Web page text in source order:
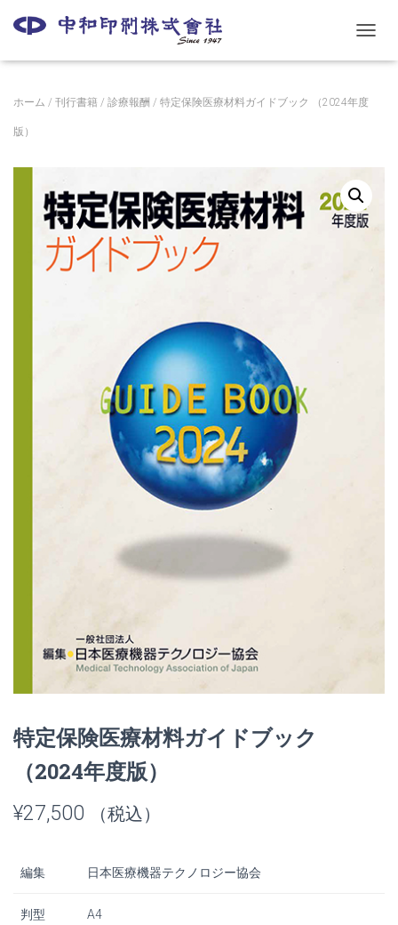
ビ
シ
替
え
ホーム / 刊行書籍 / 診療報酬 / 特定保険医療材料ガイドブック （2024年度
版）
特定保険医療材料ガイドブック
（2024年度版）
¥27,500 （税込）
編集 日本医療機器テクノロジー協会
判型 A4